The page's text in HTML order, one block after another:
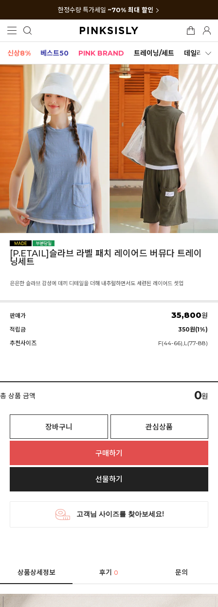
한정수량 특가세일 ~70% 최대 할인
신상8% 베스트50 PINK BRAND 트레이닝/세트 데일리세트
[P.ETAIL]슬라브 라벨 패치 레이어드 버뮤다 트레이
닝세트
은은한 슬라브 감성에 데끼 디테일을 더해 내추럴하면서도 세련된 레이어드 셋업
판매가 35,800원
적립금
350원(1%)
추천사이즈
F(44-66),L(77-88)
총 상품 금액 0원
장바구니 관심상품
구매하기
선물하기
상품상세정보 후기0 문의